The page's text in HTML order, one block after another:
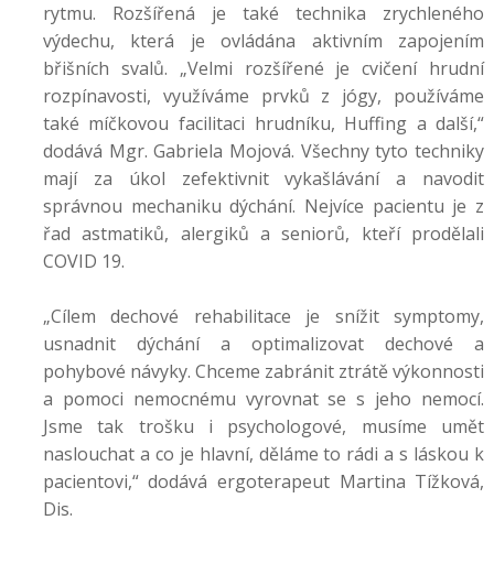
rytmu. Rozšířená je také technika zrychleného
výdechu, která je ovládána aktivním zapojením
břišních svalů. „Velmi rozšířené je cvičení hrudní
rozpínavosti, využíváme prvků z jógy, používáme
také míčkovou facilitaci hrudníku, Huffing a další,“
dodává Mgr. Gabriela Mojová. Všechny tyto techniky
mají za úkol zefektivnit vykašlávání a navodit
správnou mechaniku dýchání. Nejvíce pacientu je z
řad astmatiků, alergiků a seniorů, kteří prodělali
COVID 19.
„Cílem dechové rehabilitace je snížit symptomy,
usnadnit dýchání a optimalizovat dechové a
pohybové návyky. Chceme zabránit ztrátě výkonnosti
a pomoci nemocnému vyrovnat se s jeho nemocí.
Jsme tak trošku i psychologové, musíme umět
naslouchat a co je hlavní, děláme to rádi a s láskou k
pacientovi,“ dodává ergoterapeut Martina Tížková,
Dis.